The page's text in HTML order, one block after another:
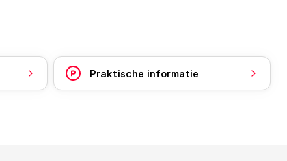
Praktische informatie